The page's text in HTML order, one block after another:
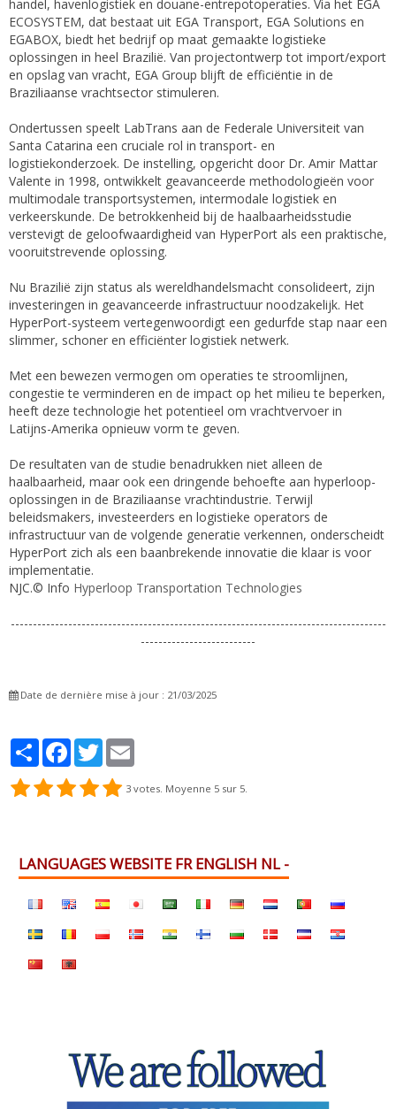
handel, havenlogistiek en douane-entrepotoperaties. Via het EGA
ECOSYSTEM, dat bestaat uit EGA Transport, EGA Solutions en
EGABOX, biedt het bedrijf op maat gemaakte logistieke
oplossingen in heel Brazilië. Van projectontwerp tot import/export
en opslag van vracht, EGA Group blijft de efficiëntie in de
Braziliaanse vrachtsector stimuleren.
Ondertussen speelt LabTrans aan de Federale Universiteit van
Santa Catarina een cruciale rol in transport- en
logistiekonderzoek. De instelling, opgericht door Dr. Amir Mattar
Valente in 1998, ontwikkelt geavanceerde methodologieën voor
multimodale transportsystemen, intermodale logistiek en
verkeerskunde. De betrokkenheid bij de haalbaarheidsstudie
verstevigt de geloofwaardigheid van HyperPort als een praktische,
vooruitstrevende oplossing.
Nu Brazilië zijn status als wereldhandelsmacht consolideert, zijn
investeringen in geavanceerde infrastructuur noodzakelijk. Het
HyperPort-systeem vertegenwoordigt een gedurfde stap naar een
slimmer, schoner en efficiënter logistiek netwerk.
Met een bewezen vermogen om operaties te stroomlijnen,
congestie te verminderen en de impact op het milieu te beperken,
heeft deze technologie het potentieel om vrachtvervoer in
Latijns-Amerika opnieuw vorm te geven.
De resultaten van de studie benadrukken niet alleen de
haalbaarheid, maar ook een dringende behoefte aan hyperloop-
oplossingen in de Braziliaanse vrachtindustrie. Terwijl
beleidsmakers, investeerders en logistieke operators de
infrastructuur van de volgende generatie verkennen, onderscheidt
HyperPort zich als een baanbrekende innovatie die klaar is voor
implementatie.
NJC.© Info Hyperloop Transportation Technologies
-------------------------------------------------------------------------------------
--------------------------
Date de dernière mise à jour : 21/03/2025
PartagerFacebook
Twitter
3 votes. Moyenne 5 sur 5.
LANGUAGES WEBSITE FR ENGLISH NL -